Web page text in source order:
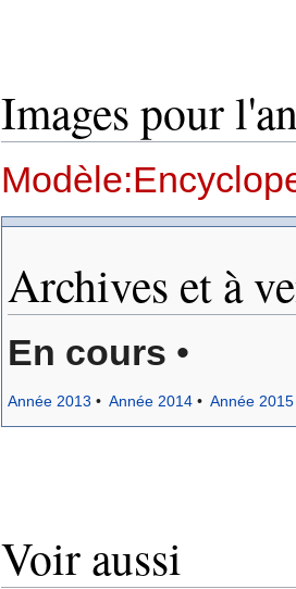
Images pour
Archives et à
En cours •
Année 2013 • Année 2014 • Année 2015
Voir aussi